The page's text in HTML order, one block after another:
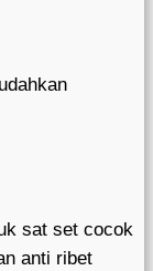
sat set cocok
anti ribet